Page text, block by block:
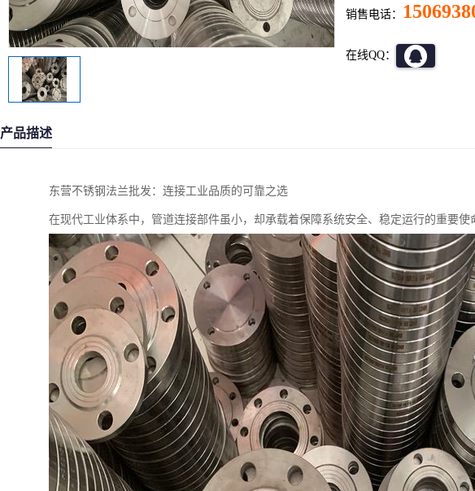
销售电话：
在线QQ：
产品描述
东营不锈钢法兰批发：连接工业品质的可靠之选
在现代工业体系中，管道连接部件虽小，却承载着保障系统安全、稳定运行的重要使